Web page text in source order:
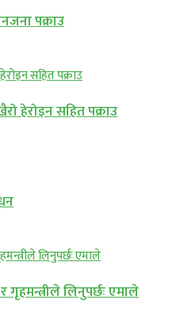
पक्राउ
हेरोइन सहित पक्राउ
गृहमन्त्रीले लिनुपर्छः एमाले